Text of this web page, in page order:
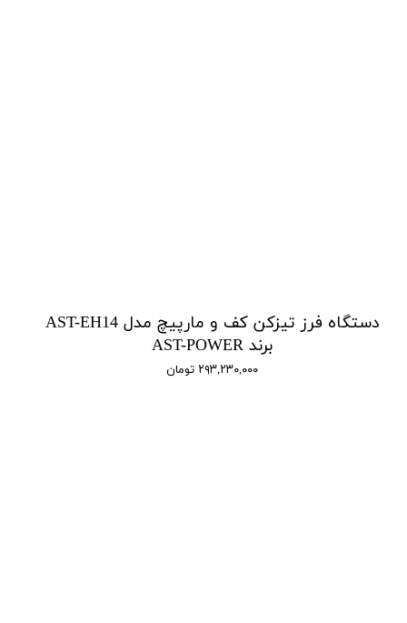
دستگاه فرز تیزکن کف و مارپیچ مدل AST-EH14
برند AST-POWER
۲۹۳,۲۳۰,۰۰۰ تومان